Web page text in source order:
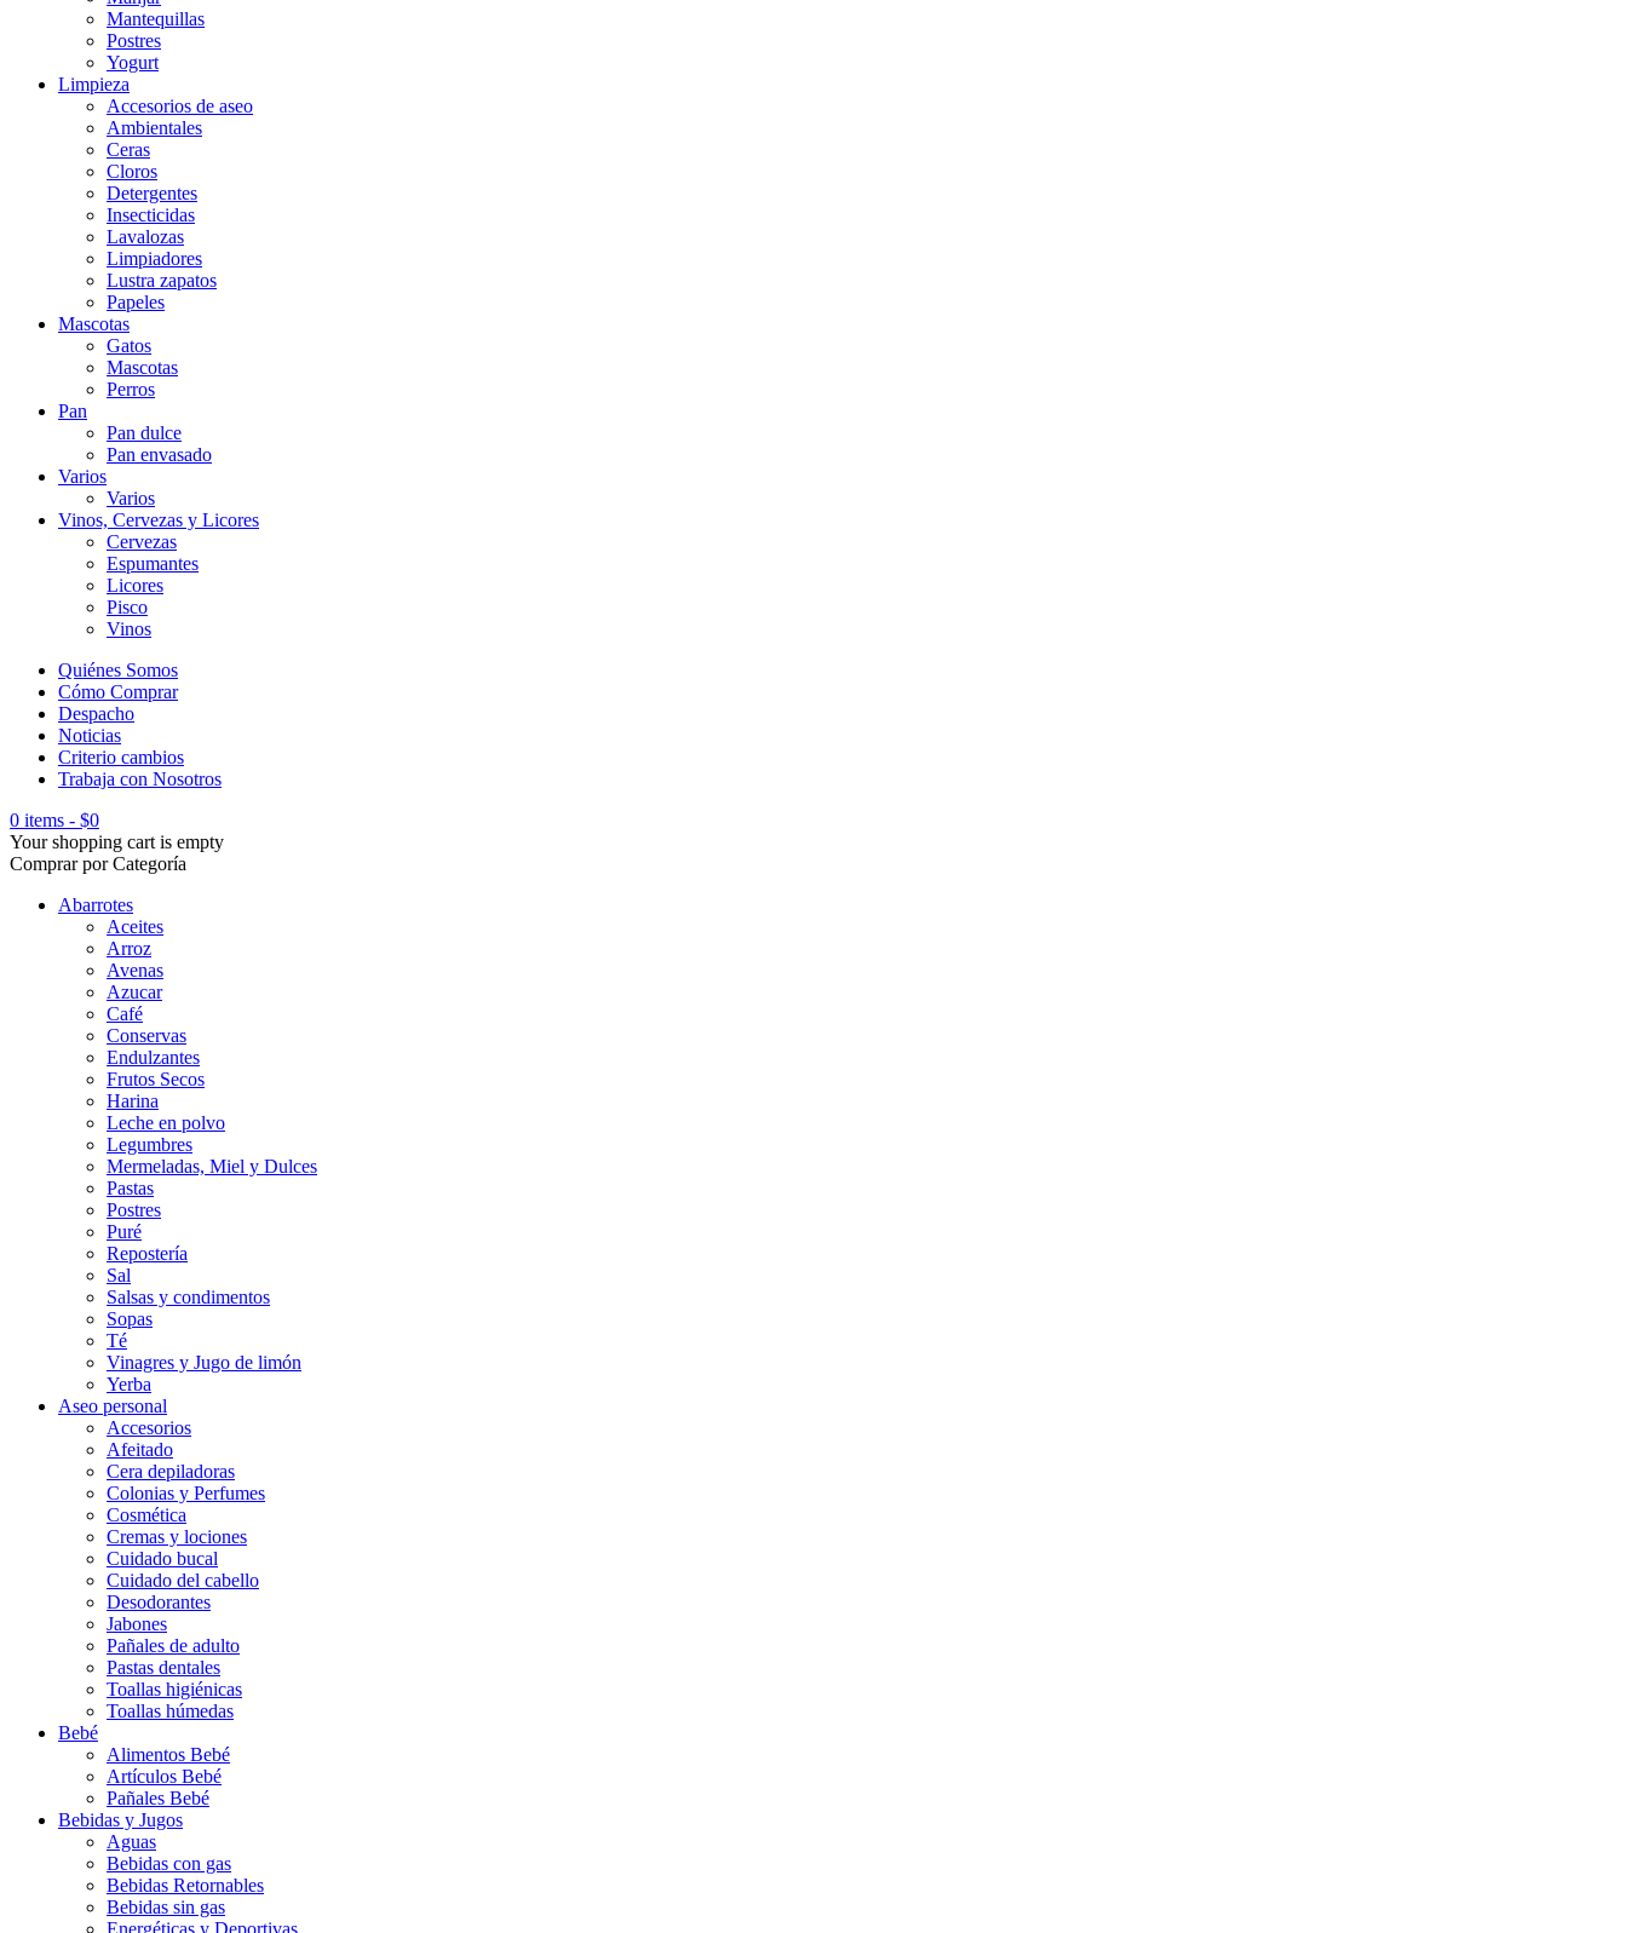
Mantequillas
Postres
Yogurt
Limpieza
Accesorios de aseo
Ambientales
Ceras
Cloros
Detergentes
Insecticidas
Lavalozas
Limpiadores
Lustra zapatos
Papeles
Mascotas
Gatos
Mascotas
Perros
Pan
Pan dulce
Pan envasado
Varios
Varios
Vinos, Cervezas y Licores
Cervezas
Espumantes
Licores
Pisco
Vinos
Quiénes Somos
Cómo Comprar
Despacho
Noticias
Criterio cambios
Trabaja con Nosotros
0 items - $0
Your shopping cart is empty
Comprar por Categoría
Abarrotes
Aceites
Arroz
Avenas
Azucar
Café
Conservas
Endulzantes
Frutos Secos
Harina
Leche en polvo
Legumbres
Mermeladas, Miel y Dulces
Pastas
Postres
Puré
Repostería
Sal
Salsas y condimentos
Sopas
Té
Vinagres y Jugo de limón
Yerba
Aseo personal
Accesorios
Afeitado
Cera depiladoras
Colonias y Perfumes
Cosmética
Cremas y lociones
Cuidado bucal
Cuidado del cabello
Desodorantes
Jabones
Pañales de adulto
Pastas dentales
Toallas higiénicas
Toallas húmedas
Bebé
Alimentos Bebé
Artículos Bebé
Pañales Bebé
Bebidas y Jugos
Aguas
Bebidas con gas
Bebidas Retornables
Bebidas sin gas
Energéticas y Deportivas